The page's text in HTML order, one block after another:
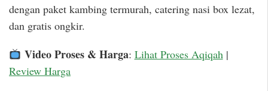
dengan paket kambing termurah, catering nasi box lezat,
dan gratis ongkir.
Video Proses & Harga: Lihat Proses Aqiqah|
Review Harga